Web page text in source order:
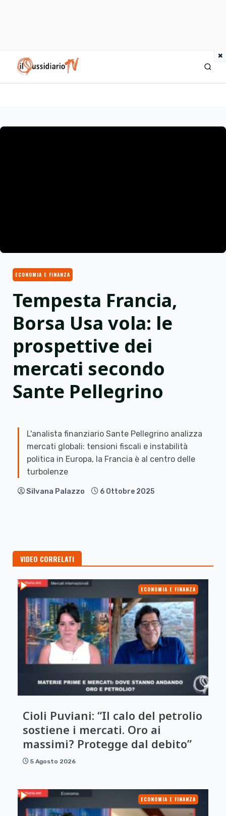
×
IlSussidiario TV
ECONOMIA E FINANZA
Tempesta Francia,
Borsa Usa vola: le
prospettive dei
mercati secondo
Sante Pellegrino
L'analista finanziario Sante Pellegrino analizza
mercati globali: tensioni fiscali e instabilità
politica in Europa, la Francia è al centro delle
turbolenze
Silvana Palazzo 6 Ottobre 2025
VIDEO CORRELATI
ECONOMIA E FINANZA
Cioli Puviani: “Il calo del petrolio
sostiene i mercati. Oro ai
massimi? Protegge dal debito”
5 Agosto 2026
ECONOMIA E FINANZA